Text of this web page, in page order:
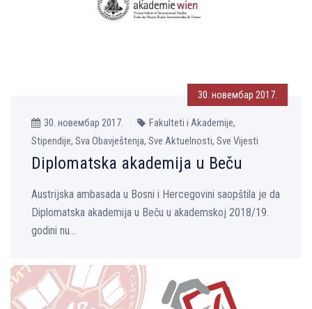
30. новембар 2017.
30. новембар 2017.
Fakulteti i Akademije,
Stipendije, Sva Obavještenja, Sve Aktuelnosti, Sve Vijesti
Diplomatska akademija u Beču
Austrijska ambasada u Bosni i Hercegovini saopštila je da
Diplomatska akademija u Beču u akademskoj 2018/19.
godini nu...